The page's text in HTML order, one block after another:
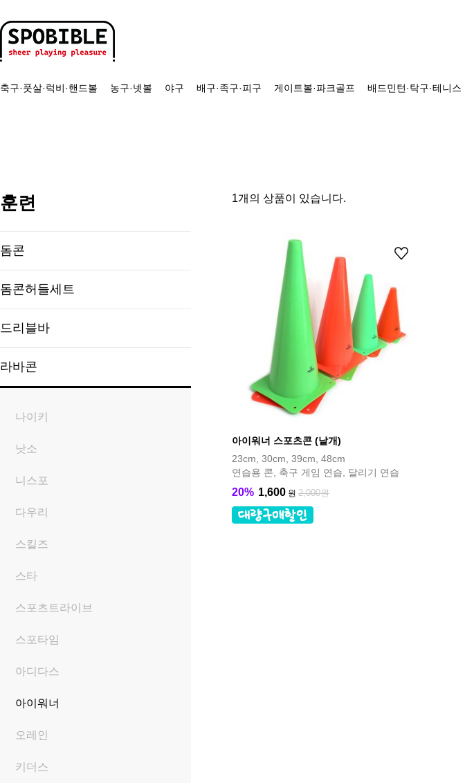
축구·풋살·럭비·핸드볼 농구·넷볼 야구 배구·족구·피구 게이트볼·파크골프 배드민턴·탁구·테니스
훈련
돔콘
돔콘허들세트
드리블바
라바콘
나이키
낫소
니스포
다우리
스킬즈
스타
스포츠트라이브
스포타임
아디다스
아이워너
오레인
키더스
1개의 상품이 있습니다.
아이워너 스포츠콘 (낱개)
23cm, 30cm, 39cm, 48cm
연습용 콘, 축구 게임 연습, 달리기 연습
20% 1,600 원 2,000원